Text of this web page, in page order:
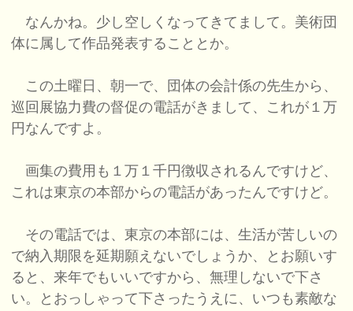
なんかね。少し空しくなってきてまして。美術団
体に属して作品発表することとか。
この土曜日、朝一で、団体の会計係の先生から、
巡回展協力費の督促の電話がきまして、これが１万
円なんですよ。
画集の費用も１万１千円徴収されるんですけど、
これは東京の本部からの電話があったんですけど。
その電話では、東京の本部には、生活が苦しいの
で納入期限を延期願えないでしょうか、とお願いす
ると、来年でもいいですから、無理しないで下さ
い。とおっしゃって下さったうえに、いつも素敵な